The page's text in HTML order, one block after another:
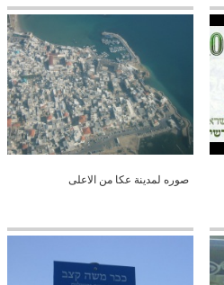
صوره لمدينة عكا من الاعلى